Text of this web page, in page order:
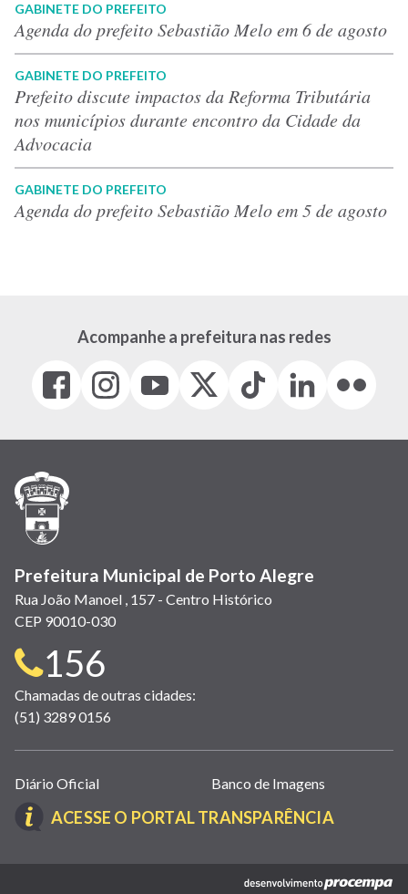
GABINETE DO PREFEITO
Agenda do prefeito Sebastião Melo em 6 de agosto
GABINETE DO PREFEITO
Prefeito discute impactos da Reforma Tributária
nos municípios durante encontro da Cidade da
Advocacia
GABINETE DO PREFEITO
Agenda do prefeito Sebastião Melo em 5 de agosto
Acompanhe a prefeitura nas redes
Facebook
(link
em
janela)
Instagram
(link
em
(link
em
(Antigo
(link
Tiktok
(link
em
LinkedIn
(link
em
(link
em
Prefeitura Municipal de Porto Alegre
Rua João Manoel , 157 - Centro Histórico
CEP 90010-030
Telefone
para
contato:
156
Chamadas de outras cidades:
(51) 3289 0156
Links
úteis
(abrem
Diário Oficial Banco de Imagens
ACESSE O PORTAL TRANSPARÊNCIA(LINK
EM